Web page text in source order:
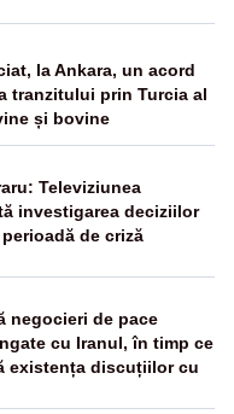
la Ankara, un acord
tranzitului prin Turcia al
și bovine
Televiziunea
investigarea deciziilor
de criză
negocieri de pace
cu Iranul, în timp ce
existența discuțiilor cu